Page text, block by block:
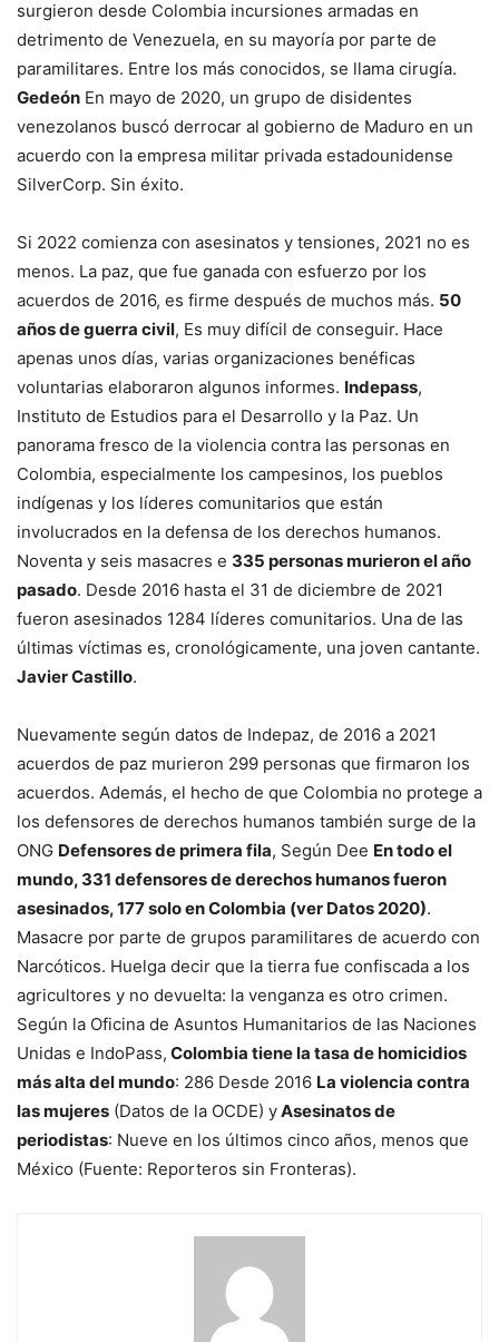
surgieron desde Colombia incursiones armadas en
detrimento de Venezuela, en su mayoría por parte de
paramilitares. Entre los más conocidos, se llama cirugía.
Gedeón En mayo de 2020, un grupo de disidentes
venezolanos buscó derrocar al gobierno de Maduro en un
acuerdo con la empresa militar privada estadounidense
SilverCorp. Sin éxito.
Si 2022 comienza con asesinatos y tensiones, 2021 no es
menos. La paz, que fue ganada con esfuerzo por los
acuerdos de 2016, es firme después de muchos más. 50
años de guerra civil, Es muy difícil de conseguir. Hace
apenas unos días, varias organizaciones benéficas
voluntarias elaboraron algunos informes. Indepass,
Instituto de Estudios para el Desarrollo y la Paz. Un
panorama fresco de la violencia contra las personas en
Colombia, especialmente los campesinos, los pueblos
indígenas y los líderes comunitarios que están
involucrados en la defensa de los derechos humanos.
Noventa y seis masacres e 335 personas murieron el año
pasado. Desde 2016 hasta el 31 de diciembre de 2021
fueron asesinados 1284 líderes comunitarios. Una de las
últimas víctimas es, cronológicamente, una joven cantante.
Javier Castillo.
Nuevamente según datos de Indepaz, de 2016 a 2021
acuerdos de paz murieron 299 personas que firmaron los
acuerdos. Además, el hecho de que Colombia no protege a
los defensores de derechos humanos también surge de la
ONG Defensores de primera fila, Según Dee En todo el
mundo, 331 defensores de derechos humanos fueron
asesinados, 177 solo en Colombia (ver Datos 2020).
Masacre por parte de grupos paramilitares de acuerdo con
Narcóticos. Huelga decir que la tierra fue confiscada a los
agricultores y no devuelta: la venganza es otro crimen.
Según la Oficina de Asuntos Humanitarios de las Naciones
Unidas e IndoPass, Colombia tiene la tasa de homicidios
más alta del mundo: 286 Desde 2016 La violencia contra
las mujeres (Datos de la OCDE) yAsesinatos de
periodistas: Nueve en los últimos cinco años, menos que
México (Fuente: Reporteros sin Fronteras).